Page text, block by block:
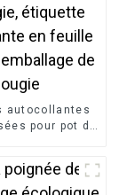
autocollantes
pour pot de
en feuille d'or
de bougie